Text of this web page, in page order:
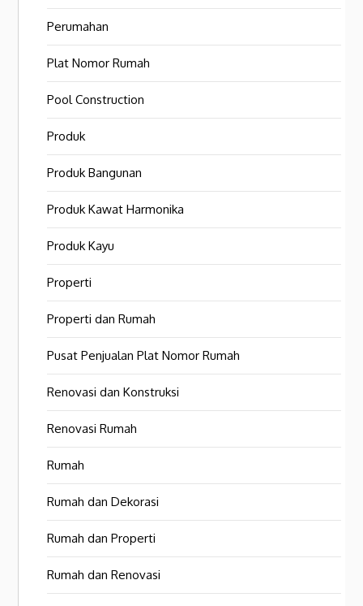
Perumahan
Plat Nomor Rumah
Pool Construction
Produk
Produk Bangunan
Produk Kawat Harmonika
Produk Kayu
Properti
Properti dan Rumah
Pusat Penjualan Plat Nomor Rumah
Renovasi dan Konstruksi
Renovasi Rumah
Rumah
Rumah dan Dekorasi
Rumah dan Properti
Rumah dan Renovasi